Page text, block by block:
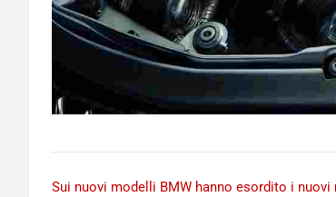
Sui nuovi modelli BMW hanno esordito i